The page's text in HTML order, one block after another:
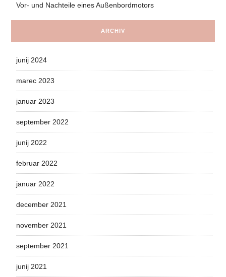
Vor- und Nachteile eines Außenbordmotors
ARCHIV
junij 2024
marec 2023
januar 2023
september 2022
junij 2022
februar 2022
januar 2022
december 2021
november 2021
september 2021
junij 2021